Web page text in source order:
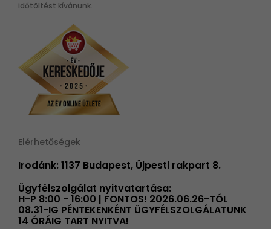
időtöltést kívánunk.
Elérhetőségek
Irodánk: 1137 Budapest, Újpesti rakpart 8.
Ügyfélszolgálat nyitvatartása:
H-P 8:00 - 16:00 | FONTOS! 2026.06.26-TÓL
08.31-IG PÉNTEKENKÉNT ÜGYFÉLSZOLGÁLATUNK
14 ÓRÁIG TART NYITVA!